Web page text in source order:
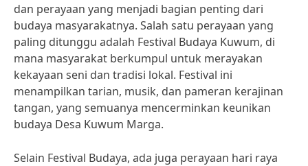
dan perayaan yang menjadi bagian penting dari
budaya masyarakatnya. Salah satu perayaan yang
paling ditunggu adalah Festival Budaya Kuwum, di
mana masyarakat berkumpul untuk merayakan
kekayaan seni dan tradisi lokal. Festival ini
menampilkan tarian, musik, dan pameran kerajinan
tangan, yang semuanya mencerminkan keunikan
budaya Desa Kuwum Marga.
Selain Festival Budaya, ada juga perayaan hari raya